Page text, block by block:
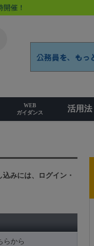
催！
WEB
ガイダンス
活用法
みには、ログイン・
らから